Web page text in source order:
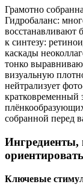
Грамотно
Гидробаланс:
восстанавливают
к синтезу:
каскады
тонко
визуальную
нейтрализует
кратковременный
собранной перед
Ингредиенты,
Ключевые